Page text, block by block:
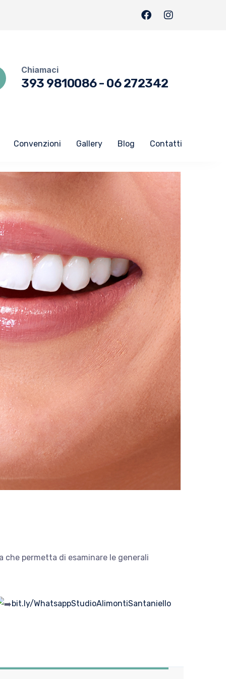
Chiamaci
393 9810086- 06 272342
Convenzioni Gallery Blog Contatti
permetta di esaminare le generali
bit.ly/WhatsappStudioAlimontiSantaniello